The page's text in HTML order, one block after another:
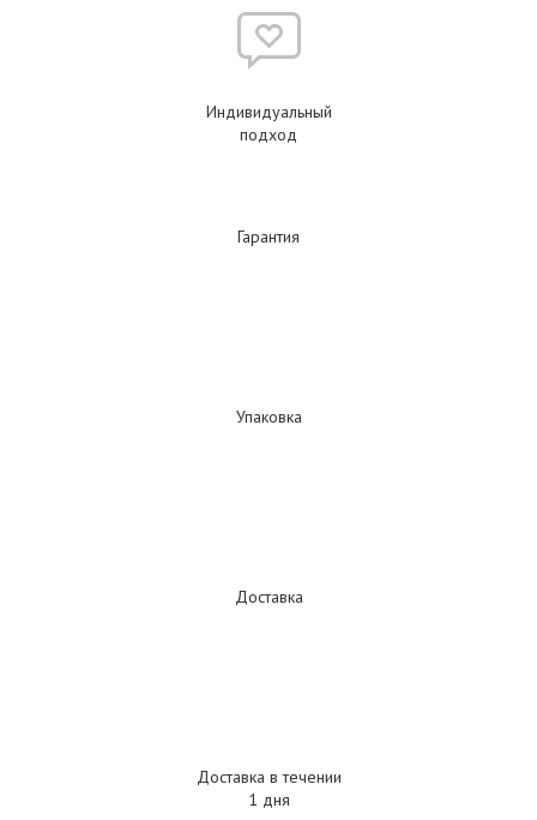
Индивидуальный
подход
Гарантия
Упаковка
Доставка
Доставка в течении
1 дня